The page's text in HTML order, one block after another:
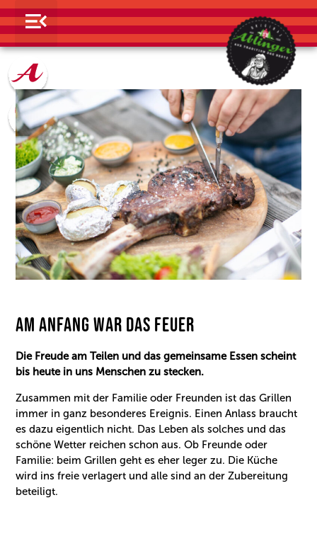
AM ANFANG WAR DAS FEUER
Die Freude am Teilen und das gemeinsame Essen scheint
bis heute in uns Menschen zu stecken.
Zusammen mit der Familie oder Freunden ist das Grillen
immer in ganz besonderes Ereignis. Einen Anlass braucht
es dazu eigentlich nicht. Das Leben als solches und das
schöne Wetter reichen schon aus. Ob Freunde oder
Familie: beim Grillen geht es eher leger zu. Die Küche
wird ins freie verlagert und alle sind an der Zubereitung
beteiligt.